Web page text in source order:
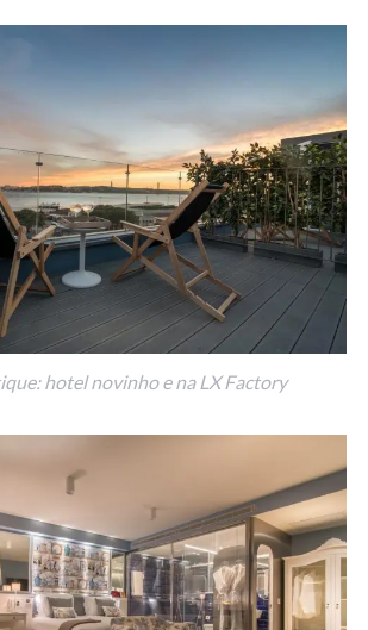
hotel novinho e na LX Factory